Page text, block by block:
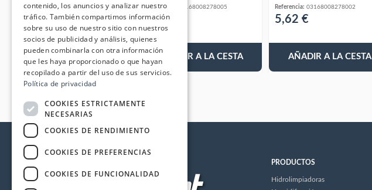
Referencia: 03168008278003
5,62 €
AÑADIR A LA CESTA
Referencia: 03168008278005
5,62 €
AÑADIR A LA CESTA
Referencia: 03168008278002
5,62 €
AÑADIR A LA CESTA
PRODUCTOS
Hidrolimpiadoras
contenido, los anuncios y analizar nuestro
tráfico. También compartimos información
sobre su uso de nuestro sitio con nuestros
socios de publicidad y análisis, quienes
pueden combinarla con otra información
que les haya proporcionado o que hayan
recopilado a partir del uso de sus servicios.
Política de privacidad
COOKIES ESTRICTAMENTE
NECESARIAS
COOKIES DE RENDIMIENTO
COOKIES DE PREFERENCIAS
COOKIES DE FUNCIONALIDAD